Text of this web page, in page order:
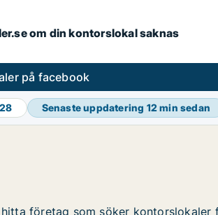
om din kontorslokal saknas
på facebook
Senaste uppdatering 12 min sedan
företag som söker kontorslokaler